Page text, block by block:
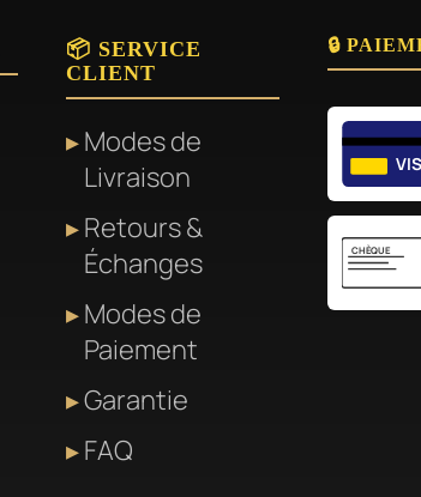
📦 SERVICE
CLIENT
Modes de
Livraison
Retours &
Échanges
Modes de
Paiement
Garantie
FAQ
🔒
CHÈQUE